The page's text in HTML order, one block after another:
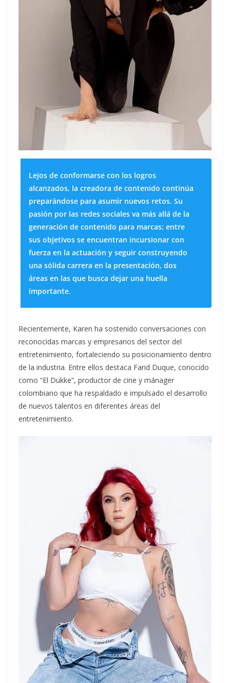
Lejos de conformarse con los logros
alcanzados, la creadora de contenido continúa
preparándose para asumir nuevos retos. Su
pasión por las redes sociales va más allá de la
generación de contenido para marcas; entre
sus objetivos se encuentran incursionar con
fuerza en la actuación y seguir construyendo
una sólida carrera en la presentación, dos
áreas en las que busca dejar una huella
importante.
Recientemente, Karen ha sostenido conversaciones con
reconocidas marcas y empresarios del sector del
entretenimiento, fortaleciendo su posicionamiento dentro
de la industria. Entre ellos destaca Farid Duque, conocido
como “El Dukke”, productor de cine y mánager
colombiano que ha respaldado e impulsado el desarrollo
de nuevos talentos en diferentes áreas del
entretenimiento.